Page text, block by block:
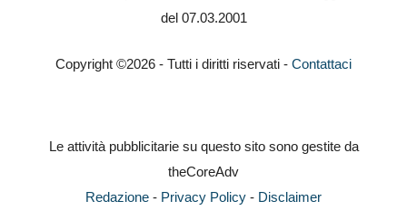
del 07.03.2001
Copyright ©2026 - Tutti i diritti riservati - Contattaci
Le attività pubblicitarie su questo sito sono gestite da
theCoreAdv
Redazione - Privacy Policy - Disclaimer